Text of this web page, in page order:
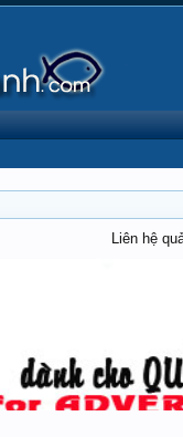
Liên hệ